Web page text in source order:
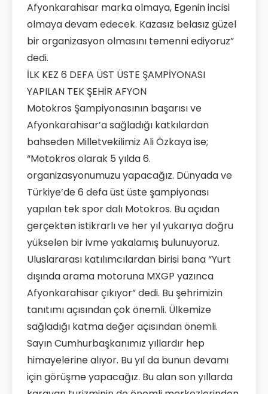
Afyonkarahisar marka olmaya, Egenin incisi
olmaya devam edecek. Kazasız belasız güzel
bir organizasyon olmasını temenni ediyoruz”
dedi.
İLK KEZ 6 DEFA ÜST ÜSTE ŞAMPİYONASI
YAPILAN TEK ŞEHİR AFYON
Motokros Şampiyonasının başarısı ve
Afyonkarahisar’a sağladığı katkılardan
bahseden Milletvekilimiz Ali Özkaya ise;
“Motokros olarak 5 yılda 6.
organizasyonumuzu yapacağız. Dünyada ve
Türkiye’de 6 defa üst üste şampiyonası
yapılan tek spor dalı Motokros. Bu açıdan
gerçekten istikrarlı ve her yıl yukarıya doğru
yükselen bir ivme yakalamış bulunuyoruz.
Uluslararası katılımcılardan birisi bana “Yurt
dışında arama motoruna MXGP yazınca
Afyonkarahisar çıkıyor” dedi. Bu şehrimizin
tanıtımı açısından çok önemli. Ülkemize
sağladığı katma değer açısından önemli.
Sayın Cumhurbaşkanımız yıllardır hep
himayelerine alıyor. Bu yıl da bunun devamı
için görüşme yapacağız. Bu alan son yıllarda